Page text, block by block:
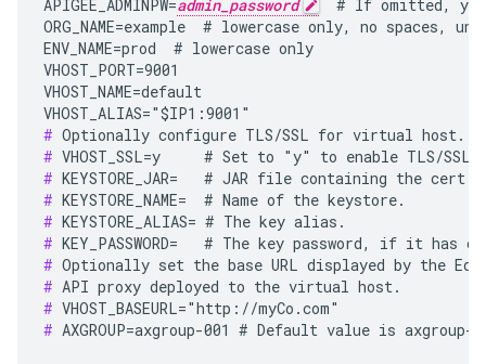
APIGEE_ADMINPW=admin_password
# If omitted,
ORG_NAME=example  # lowercase only, no spaces,
ENV_NAME=prod  # lowercase only
VHOST_PORT=9001
VHOST_NAME=default
#
#
#
#
#
#
#
#
#
# AXGROUP=axgroup-001 # Default value is axgroup-